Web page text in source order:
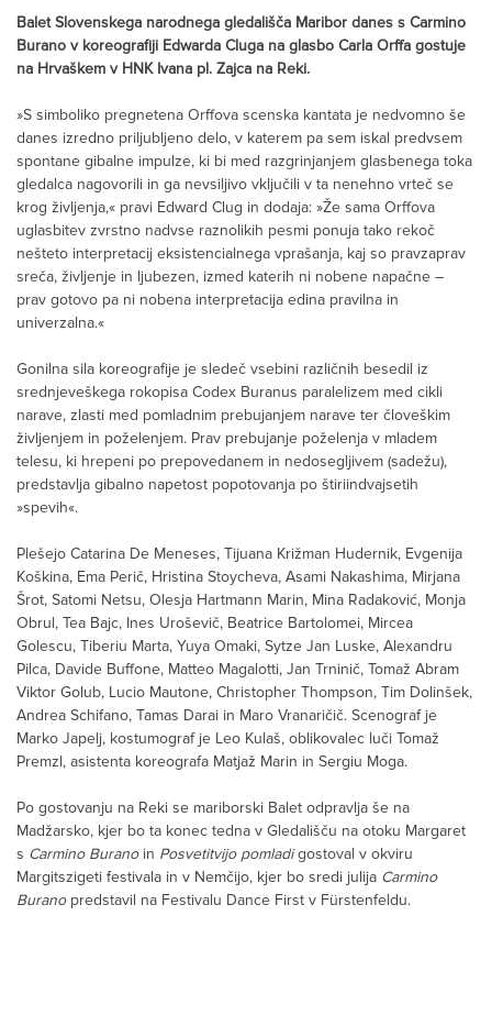
Balet Slovenskega narodnega gledališča Maribor danes s Carmino
Burano v koreografiji Edwarda Cluga na glasbo Carla Orffa gostuje
na Hrvaškem v HNK Ivana pl. Zajca na Reki.
»S simboliko pregnetena Orffova scenska kantata je nedvomno še
danes izredno priljubljeno delo, v katerem pa sem iskal predvsem
spontane gibalne impulze, ki bi med razgrinjanjem glasbenega toka
gledalca nagovorili in ga nevsiljivo vključili v ta nenehno vrteč se
krog življenja,« pravi Edward Clug in dodaja: »Že sama Orffova
uglasbitev zvrstno nadvse raznolikih pesmi ponuja tako rekoč
nešteto interpretacij eksistencialnega vprašanja, kaj so pravzaprav
sreča, življenje in ljubezen, izmed katerih ni nobene napačne –
prav gotovo pa ni nobena interpretacija edina pravilna in
univerzalna.«
Gonilna sila koreografije je sledeč vsebini različnih besedil iz
srednjeveškega rokopisa Codex Buranus paralelizem med cikli
narave, zlasti med pomladnim prebujanjem narave ter človeškim
življenjem in poželenjem. Prav prebujanje poželenja v mladem
telesu, ki hrepeni po prepovedanem in nedosegljivem (sadežu),
predstavlja gibalno napetost popotovanja po štiriindvajsetih
»spevih«.
Plešejo Catarina De Meneses, Tijuana Križman Hudernik, Evgenija
Koškina, Ema Perič, Hristina Stoycheva, Asami Nakashima, Mirjana
Šrot, Satomi Netsu, Olesja Hartmann Marin, Mina Radaković, Monja
Obrul, Tea Bajc, Ines Uroševič, Beatrice Bartolomei, Mircea
Golescu, Tiberiu Marta, Yuya Omaki, Sytze Jan Luske, Alexandru
Pilca, Davide Buffone, Matteo Magalotti, Jan Trninič, Tomaž Abram
Viktor Golub, Lucio Mautone, Christopher Thompson, Tim Dolinšek,
Andrea Schifano, Tamas Darai in Maro Vranaričič. Scenograf je
Marko Japelj, kostumograf je Leo Kulaš, oblikovalec luči Tomaž
Premzl, asistenta koreografa Matjaž Marin in Sergiu Moga.
Po gostovanju na Reki se mariborski Balet odpravlja še na
Madžarsko, kjer bo ta konec tedna v Gledališču na otoku Margaret
s Carmino Buranoin Posvetitvijo pomladigostoval v okviru
Margitszigeti festivala in v Nemčijo, kjer bo sredi julija Carmino
Buranopredstavil na Festivalu Dance First v Fürstenfeldu.